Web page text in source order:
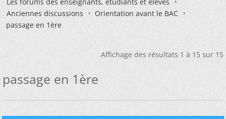
Anciennes discussions
Orientation avant le BAC
passage en 1ère
Affichage des résultats 1 à 15 sur 15
passage en 1ère